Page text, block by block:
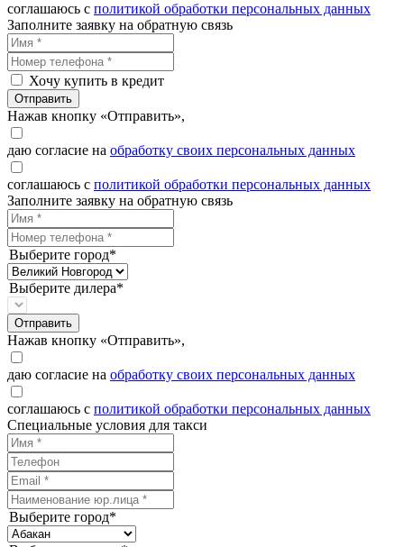
соглашаюсь с политикой обработки персональных данных
Заполните заявку на обратную связь
Хочу купить в кредит
Отправить
Нажав кнопку «Отправить»,
даю согласие на обработку своих персональных данных
соглашаюсь с политикой обработки персональных данных
Заполните заявку на обратную связь
Выберите город*
Выберите дилера*
Отправить
Нажав кнопку «Отправить»,
даю согласие на обработку своих персональных данных
соглашаюсь с политикой обработки персональных данных
Специальные условия для такси
Выберите город*